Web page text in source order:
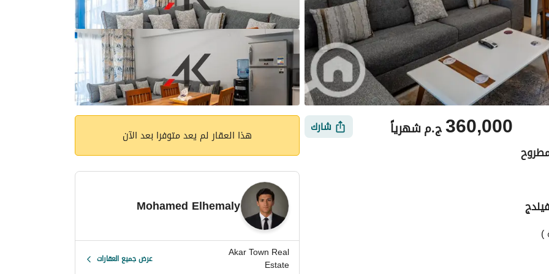
ج.م360,000 شهرياً شارك
القريبة
)
هذا العقار لم يعد متوفرا بعد الآن
Mohamed Elhemaly
Akar Town Real
Estate عرض جميع العقارات